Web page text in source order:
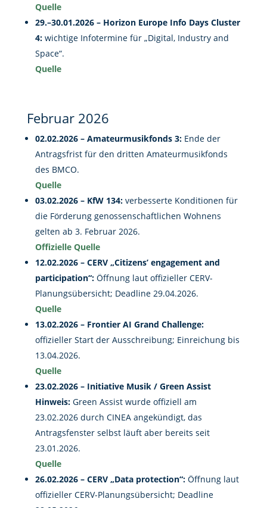
Quelle
29.–30.01.2026 – Horizon Europe Info Days Cluster
4:wichtige Infotermine für „Digital, Industry and
Space“.
Quelle
Februar 2026
02.02.2026 – Amateurmusikfonds 3:Ende der
Antragsfrist für den dritten Amateurmusikfonds
des BMCO.
Quelle
03.02.2026 – KfW 134:verbesserte Konditionen für
die Förderung genossenschaftlichen Wohnens
gelten ab 3. Februar 2026.
Offizielle Quelle
12.02.2026 – CERV „Citizens’ engagement and
participation“:Öffnung laut offizieller CERV-
Planungsübersicht; Deadline 29.04.2026.
Quelle
13.02.2026 – Frontier AI Grand Challenge:
offizieller Start der Ausschreibung; Einreichung bis
13.04.2026.
Quelle
23.02.2026 – Initiative Musik / Green Assist
Hinweis:Green Assist wurde offiziell am
23.02.2026 durch CINEA angekündigt, das
Antragsfenster selbst läuft aber bereits seit
23.01.2026.
Quelle
26.02.2026 – CERV „Data protection“:Öffnung laut
offizieller CERV-Planungsübersicht; Deadline